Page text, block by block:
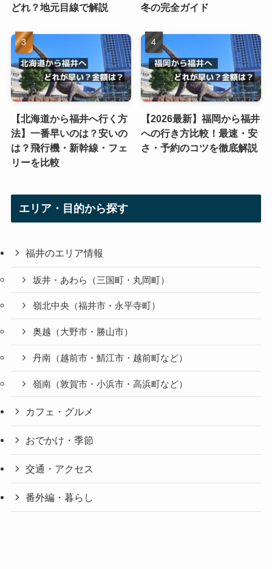
どれ？地元目線で解説 冬の完全ガイド
【北海道から福井へ行く方
法】一番早いのは？安いの
は？飛行機・新幹線・フェ
リーを比較
【2026最新】福岡から福井
への行き方比較！最速・安
さ・予約のコツを徹底解説
エリア・目的から探す
福井のエリア情報
坂井・あわら（三国町・丸岡町）
嶺北中央（福井市・永平寺町）
奥越（大野市・勝山市）
丹南（越前市・鯖江市・越前町など）
嶺南（敦賀市・小浜市・高浜町など）
カフェ・グルメ
おでかけ・季節
交通・アクセス
番外編・暮らし